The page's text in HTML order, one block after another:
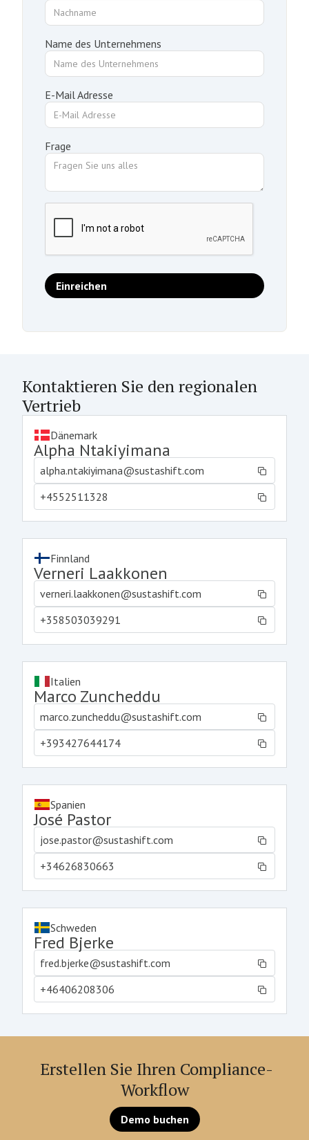
Name des Unternehmens
E-Mail Adresse
Frage
Kontaktieren Sie den regionalen
Vertrieb
Dänemark
Alpha Ntakiyimana
alpha.ntakiyimana@sustashift.com
+4552511328
Finnland
Verneri Laakkonen
verneri.laakkonen@sustashift.com
+358503039291
Italien
Marco Zuncheddu
marco.zuncheddu@sustashift.com
+393427644174
Spanien
José Pastor
jose.pastor@sustashift.com
+34626830663
Schweden
Fred Bjerke
fred.bjerke@sustashift.com
+46406208306
Erstellen Sie Ihren Compliance-
Workflow
Demo buchen